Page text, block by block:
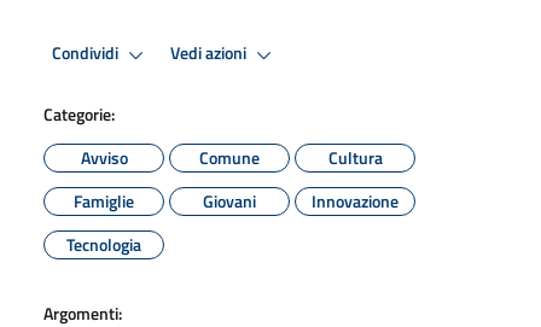
Condividi Vedi azioni
Categorie:
Avviso
Comune
Cultura
Famiglie
Giovani
Innovazione
Tecnologia
Argomenti: